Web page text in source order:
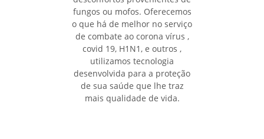
fungos ou mofos. Oferecemos
o que há de melhor no serviço
de combate ao corona vírus ,
covid 19, H1N1, e outros ,
utilizamos tecnologia
desenvolvida para a proteção
de sua saúde que lhe traz
mais qualidade de vida.